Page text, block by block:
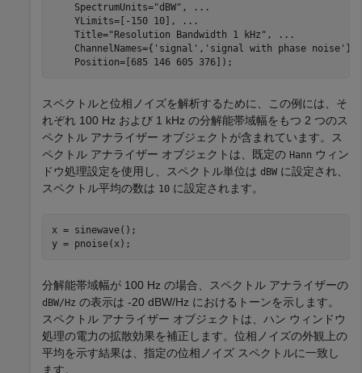
    SpectrumUnits=
"dBW" ,
...
    YLimits=[-150 10],
...
    Title=
"Resolution Bandwidth 1 kHz" ,
...
    ChannelNames={
'signal' , 'signal with phase noise' },
    Position=[685 146 605 376]);
スペクトルと位相ノイズを解析するために、この例には、そ
れぞれ 100 Hz および 1 kHz の分解能帯域幅をもつ 2 つのス
ペクトル アナライザー オブジェクトが含まれています。ス
ペクトル アナライザー オブジェクトは、既定の Hann ウィン
ドウ処理設定を使用し、スペクトル単位は dBW に設定され、
スペクトル平均の数は 10 に設定されます。
x = sinewave();
y = pnoise(x);
分解能帯域幅が 100 Hz の場合、スペクトル アナライザーの
dBW/Hz の表示は -20 dBW/Hz におけるトーンを示します。
スペクトル アナライザー オブジェクトは、ハン ウィンドウ
処理の電力の拡散効果を補正します。位相ノイズの外観上の
平均を示す結果は、指定の位相ノイズ スペクトルに一致し
ます。